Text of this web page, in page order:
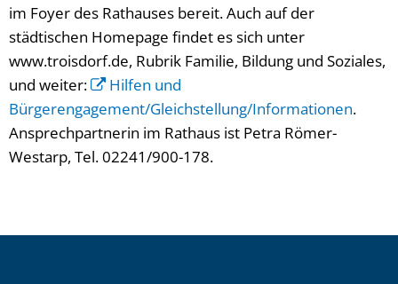
im Foyer des Rathauses bereit. Auch auf der
städtischen Homepage findet es sich unter
www.troisdorf.de, Rubrik Familie, Bildung und Soziales,
und weiter:
Hilfen und
Bürgerengagement/Gleichstellung/Informationen.
Ansprechpartnerin im Rathaus ist Petra Römer-
Westarp, Tel. 02241/900-178.